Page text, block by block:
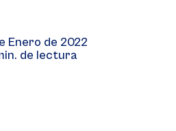
Enero de 2022
de lectura